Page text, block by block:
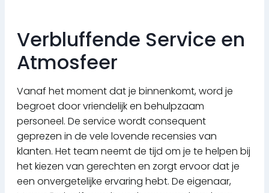
Verbluffende Service en
Atmosfeer
Vanaf het moment dat je binnenkomt, word je
begroet door vriendelijk en behulpzaam
personeel. De service wordt consequent
geprezen in de vele lovende recensies van
klanten. Het team neemt de tijd om je te helpen bij
het kiezen van gerechten en zorgt ervoor dat je
een onvergetelijke ervaring hebt. De eigenaar,